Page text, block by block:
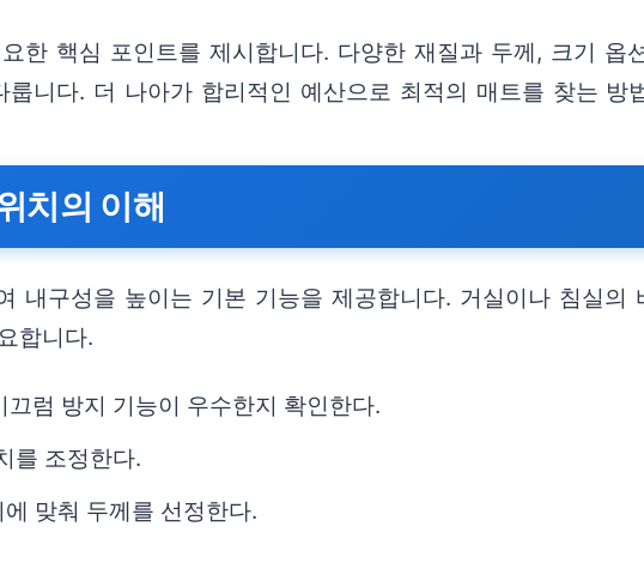
한 핵심 포인트를 제시합니다. 다양한 재질과 두께, 크기 옵
니다. 더 나아가 합리적인 예산으로 최적의 매트를 찾는 방
치의 이해
내구성을 높이는 기본 기능을 제공합니다. 거실이나 침실의
합니다.
럼 방지 기능이 우수한지 확인한다.
를 조정한다.
맞춰 두께를 선정한다.